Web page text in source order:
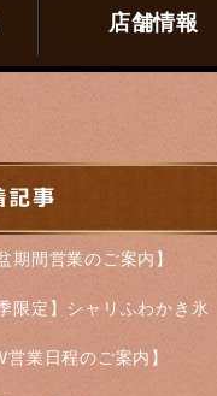
店舗情報
期間営業のご案内】
季限定】シャリふわかき氷
営業日程のご案内】